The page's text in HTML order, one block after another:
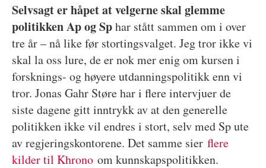
Selvsagt er håpet at velgerne skal glemme
politikken Ap og Sphar stått sammen om i over
tre år – nå like før stortingsvalget. Jeg tror ikke vi
skal la oss lure, de er nok mer enig om kursen i
forsknings- og høyere utdanningspolitikk enn vi
tror. Jonas Gahr Støre har i flere intervjuer de
siste dagene gitt inntrykk av at den generelle
politikken ikke vil endres i stort, selv med Sp ute
av regjeringskontorene. Det samme sier flere
kilder til Khronoom kunnskapspolitikken.